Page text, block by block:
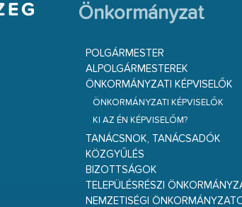
Önkormányzat
POLGÁRMESTER
ALPOLGÁRMESTEREK
ÖNKORMÁNYZATI KÉPVISELŐK
ÖNKORMÁNYZATI KÉPVISELŐK
KI AZ ÉN KÉPVISELŐM?
TANÁCSNOK, TANÁCSADÓK
KÖZGYŰLÉS
BIZOTTSÁGOK
TELEPÜLÉSRÉSZI
NEMZETISÉGI